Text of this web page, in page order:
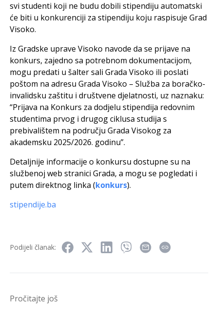
svi studenti koji ne budu dobili stipendiju automatski
će biti u konkurenciji za stipendiju koju raspisuje Grad
Visoko.
Iz Gradske uprave Visoko navode da se prijave na
konkurs, zajedno sa potrebnom dokumentacijom,
mogu predati u šalter sali Grada Visoko ili poslati
poštom na adresu Grada Visoko – Služba za boračko-
invalidsku zaštitu i društvene djelatnosti, uz naznaku:
“Prijava na Konkurs za dodjelu stipendija redovnim
studentima prvog i drugog ciklusa studija s
prebivalištem na području Grada Visokog za
akademsku 2025/2026. godinu”.
Detaljnije informacije o konkursu dostupne su na
službenoj web stranici Grada, a mogu se pogledati i
putem direktnog linka (konkurs).
stipendije.ba
Podijeli članak:
Pročitajte još